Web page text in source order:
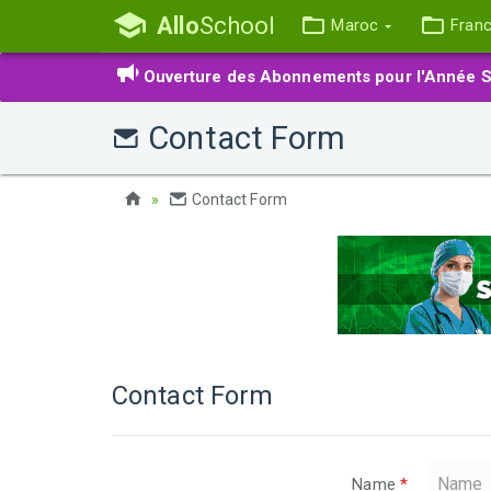
AlloSchool Maroc
Ouverture des Abonnements pour l'Année
Contact Form
Contact Form
Contact Form
Name *